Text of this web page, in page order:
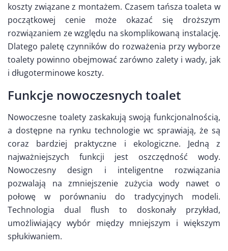
koszty związane z montażem. Czasem tańsza toaleta w
początkowej cenie może okazać się droższym
rozwiązaniem ze względu na skomplikowaną instalację.
Dlatego paletę czynników do rozważenia przy wyborze
toalety powinno obejmować zarówno zalety i wady, jak
i długoterminowe koszty.
Funkcje nowoczesnych toalet
Nowoczesne toalety zaskakują swoją funkcjonalnością,
a dostępne na rynku technologie wc sprawiają, że są
coraz bardziej praktyczne i ekologiczne. Jedną z
najważniejszych funkcji jest oszczędność wody.
Nowoczesny design i inteligentne rozwiązania
pozwalają na zmniejszenie zużycia wody nawet o
połowę w porównaniu do tradycyjnych modeli.
Technologia dual flush to doskonały przykład,
umożliwiający wybór między mniejszym i większym
spłukiwaniem.